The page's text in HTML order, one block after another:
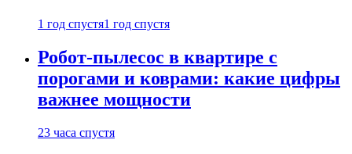
1 год спустя1 год спустя
Робот-пылесос в квартире с
порогами и коврами: какие цифры
важнее мощности
23 часа спустя